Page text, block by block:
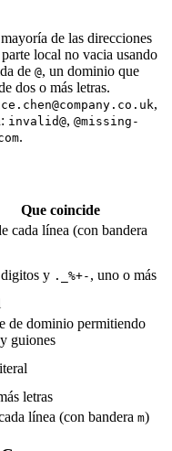
de las direcciones
local no vacia usando
de @, un dominio que
dos o más letras.
,
invalid@, @missing-
.
Que coincide
cada línea (con bandera
y ._%+- , uno o más
de dominio permitiendo
guiones
letras
línea (con bandera m)